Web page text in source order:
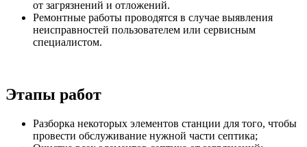
от загрязнений и отложений.
Ремонтные работы проводятся в случае выявления
неисправностей пользователем или сервисным
специалистом.
Этапы работ
Разборка некоторых элементов станции для того, чтобы
провести обслуживание нужной части септика;